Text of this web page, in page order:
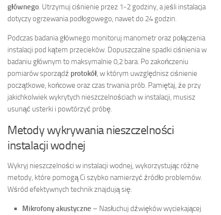
głównego . Utrzymuj ciśnienie przez 1-2 godziny, a jeśli instalacja
dotyczy ogrzewania podłogowego, nawet do 24 godzin.
Podczas badania głównego monitoruj manometr oraz połączenia
instalacji pod kątem przecieków. Dopuszczalne spadki ciśnienia w
badaniu głównym to maksymalnie 0,2 bara. Po zakończeniu
pomiarów sporządź protokół , w którym uwzględnisz ciśnienie
początkowe, końcowe oraz czas trwania prób. Pamiętaj, że przy
jakichkolwiek wykrytych nieszczelnościach w instalacji, musisz
usunąć usterki i powtórzyć próbę.
Metody wykrywania nieszczelności
instalacji wodnej
Wykryj nieszczelności w instalacji wodnej, wykorzystując różne
metody, które pomogą Ci szybko namierzyć źródło problemów.
Wśród efektywnych technik znajdują się:
Mikrofony akustyczne – Nasłuchuj dźwięków wyciekającej